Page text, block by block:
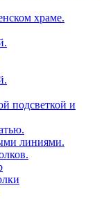
храме.
подсветкой и
линиями.